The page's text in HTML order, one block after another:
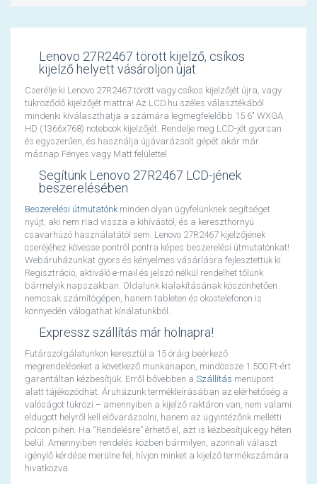
Lenovo 27R2467 törött kijelző, csíkos
kijelző helyett vásároljon újat
Cserélje ki Lenovo 27R2467 törött vagy csíkos kijelzőjét újra, vagy
tükröződő kijelzőjét mattra! Az LCD.hu széles választékából
mindenki kiválaszthatja a számára legmegfelelőbb 15.6" WXGA
HD (1366x768) notebook kijelzőjét. Rendelje meg LCD-jét gyorsan
és egyszerűen, és használja újjávarázsolt gépét akár már
másnap Fényes vagy Matt felülettel.
Segítünk Lenovo 27R2467 LCD-jének
beszerelésében
Beszerelési útmutatónkminden olyan ügyfelünknek segítséget
nyújt, aki nem riad vissza a kihívástól, és a kereszthornyú
csavarhúzó használatától sem. Lenovo 27R2467 kijelzőjének
cseréjéhez kövesse pontról pontra képes beszerelési útmutatónkat!
Webáruházunkat gyors és kényelmes vásárlásra fejlesztettük ki.
Regisztráció, aktiváló e-mail és jelszó nélkül rendelhet tőlünk
bármelyik napszakban. Oldalunk kialakításának köszönhetően
nemcsak számítógépen, hanem tableten és okostelefonon is
könnyedén válogathat kínálatunkból.
Expressz szállítás már holnapra!
Futárszolgálatunkon keresztül a 15 óráig beérkező
megrendeléseket a következő munkanapon, mindössze 1.500 Ft-ért
garantáltan kézbesítjük. Erről bővebben a Szállítás menüpont
alatt tájékozódhat. Áruházunk termékleírásában az elérhetőség a
valóságot tükrözi – amennyiben a kijelző raktáron van, nem valami
eldugott helyről kell elővarázsolni, hanem az ügyintézőnk melletti
polcon pihen. Ha “Rendelésre” érhető el, azt is kézbesítjük egy héten
belül. Amennyiben rendelés közben bármilyen, azonnali választ
igénylő kérdése merülne fel, hívjon minket a kijelző termékszámára
hivatkozva.